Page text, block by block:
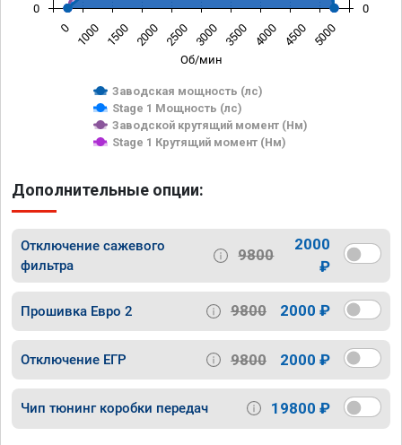
Об/мин
Заводская мощность (лс)
Stage 1 Мощность (лс)
Заводской крутящий момент (Нм)
Stage 1 Крутящий момент (Нм)
0 1000 1500 2000 2500 3000 3500 4000 4500 5000
0 0
Дополнительные опции:
Отключение сажевого
фильтра
9800
2000
₽
Прошивка Евро 2 9800 2000 ₽
Отключение ЕГР 9800 2000 ₽
Чип тюнинг коробки передач 19800 ₽